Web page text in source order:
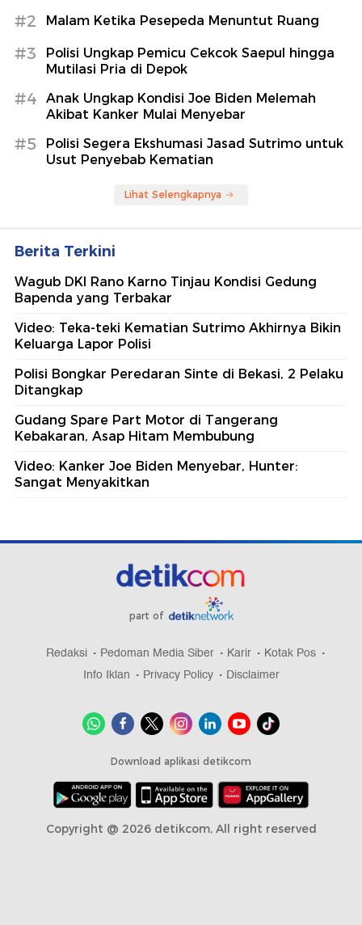
#2 Malam Ketika Pesepeda Menuntut Ruang
#3
Polisi Ungkap Pemicu Cekcok Saepul hingga
Mutilasi Pria di Depok
#4
Anak Ungkap Kondisi Joe Biden Melemah
Akibat Kanker Mulai Menyebar
#5
Polisi Segera Ekshumasi Jasad Sutrimo untuk
Usut Penyebab Kematian
Lihat Selengkapnya
Berita Terkini
Wagub DKI Rano Karno Tinjau Kondisi Gedung
Bapenda yang Terbakar
Video: Teka-teki Kematian Sutrimo Akhirnya Bikin
Keluarga Lapor Polisi
Polisi Bongkar Peredaran Sinte di Bekasi, 2 Pelaku
Ditangkap
Gudang Spare Part Motor di Tangerang
Kebakaran, Asap Hitam Membubung
Video: Kanker Joe Biden Menyebar, Hunter:
Sangat Menyakitkan
part of
Redaksi Pedoman Media Siber Karir
Kotak Pos
Info Iklan
Privacy Policy Disclaimer
Download aplikasi detikcom
Copyright @ 2026 detikcom, All right reserved